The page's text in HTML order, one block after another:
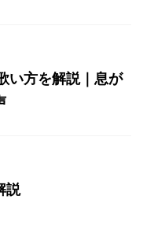
い方を解説｜息が
説